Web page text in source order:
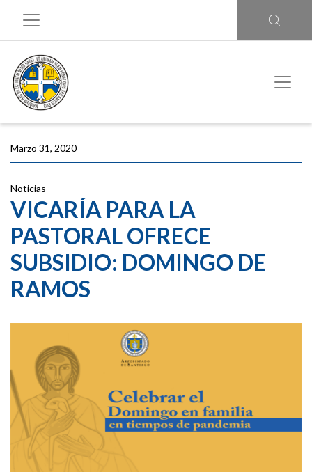
Marzo 31, 2020
Noticias
VICARÍA PARA LA
PASTORAL OFRECE
SUBSIDIO: DOMINGO DE
RAMOS